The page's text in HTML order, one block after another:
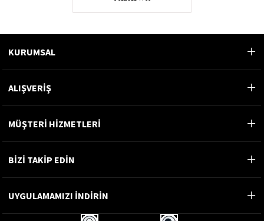
KURUMSAL
ALIŞVERİŞ
MÜŞTERİ HİZMETLERİ
BİZİ TAKİP EDİN
UYGULAMAMIZI İNDİRİN